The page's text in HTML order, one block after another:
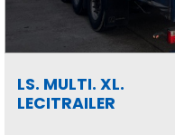
LS. MULTI. XL.
LECITRAILER